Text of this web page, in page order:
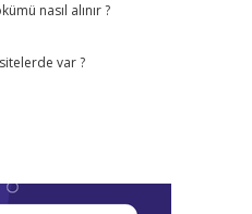
nasıl alınır ?
var ?